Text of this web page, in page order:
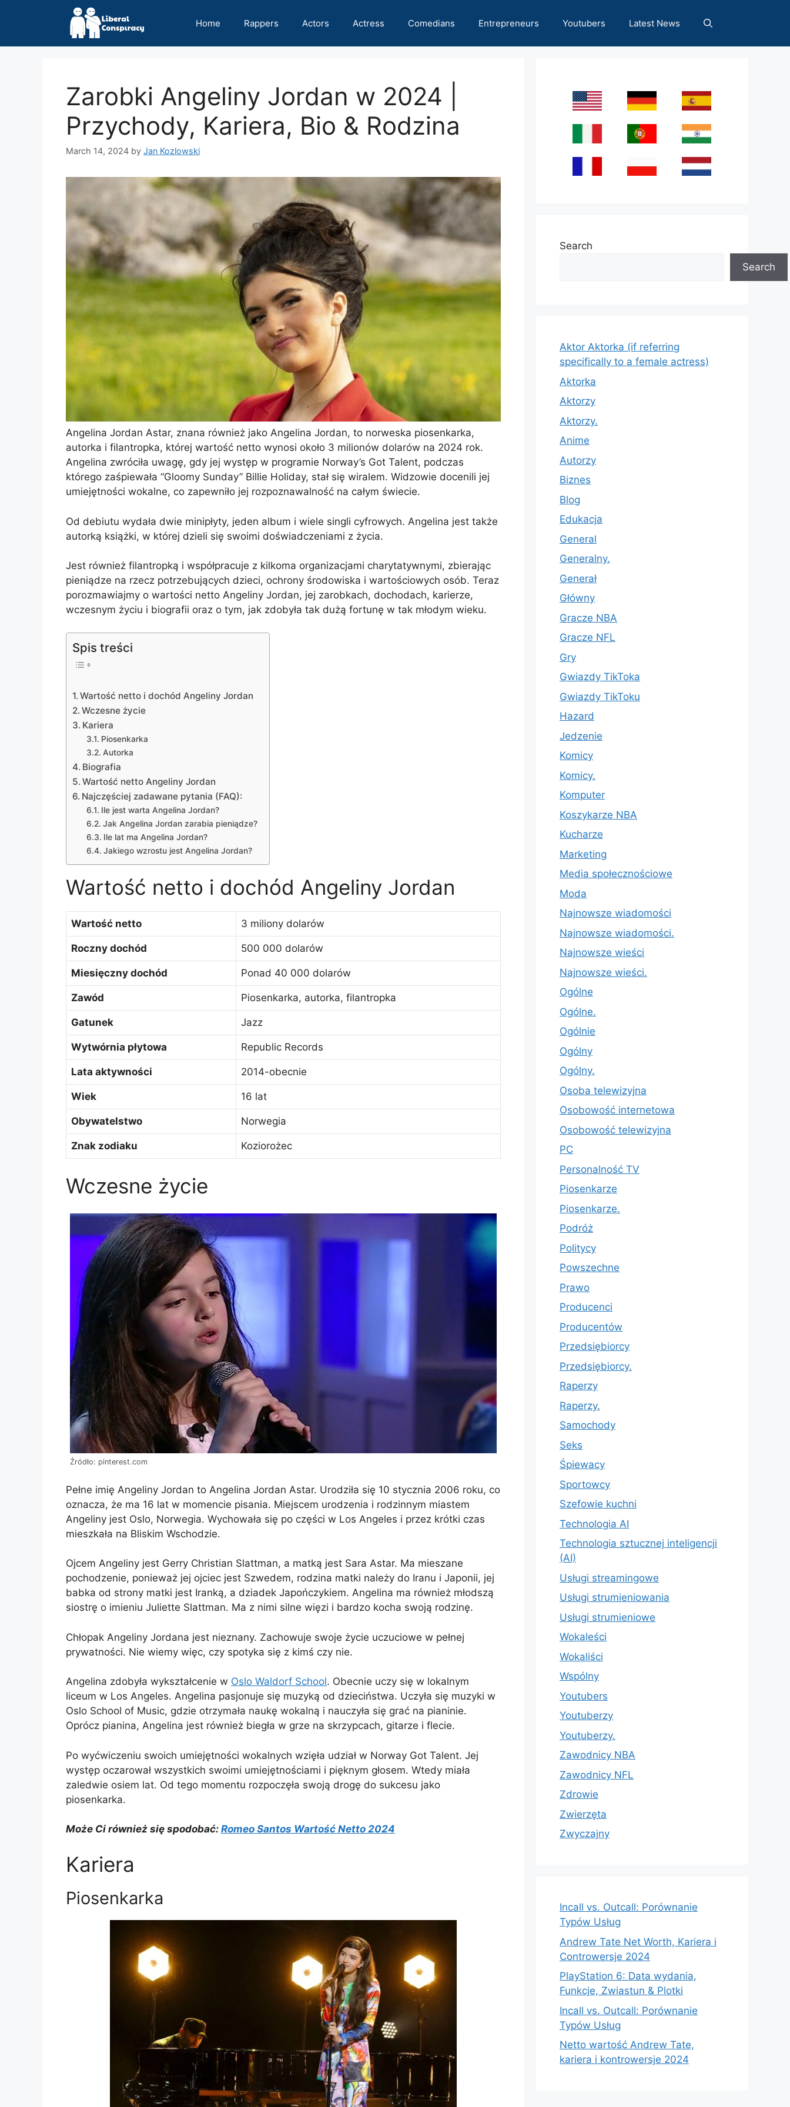
Home Rappers Actors Actress Comedians Entrepreneurs Youtubers Latest News
Zarobki Angeliny Jordan w 2024 |
Przychody, Kariera, Bio & Rodzina
March 14, 2024 by Jan Kozlowski
Angelina Jordan Astar, znana również jako Angelina Jordan, to norweska piosenkarka,
autorka i filantropka, której wartość netto wynosi około 3 milionów dolarów na 2024 rok.
Angelina zwróciła uwagę, gdy jej występ w programie Norway’s Got Talent, podczas
którego zaśpiewała “Gloomy Sunday” Billie Holiday, stał się wiralem. Widzowie docenili jej
umiejętności wokalne, co zapewniło jej rozpoznawalność na całym świecie.
Od debiutu wydała dwie minipłyty, jeden album i wiele singli cyfrowych. Angelina jest także
autorką książki, w której dzieli się swoimi doświadczeniami z życia.
Jest również filantropką i współpracuje z kilkoma organizacjami charytatywnymi, zbierając
pieniądze na rzecz potrzebujących dzieci, ochrony środowiska i wartościowych osób. Teraz
porozmawiajmy o wartości netto Angeliny Jordan, jej zarobkach, dochodach, karierze,
wczesnym życiu i biografii oraz o tym, jak zdobyła tak dużą fortunę w tak młodym wieku.
Spis treści
Wartość netto i dochód Angeliny Jordan
Wczesne życie
Kariera
Piosenkarka
Autorka
Biografia
Wartość netto Angeliny Jordan
Najczęściej zadawane pytania (FAQ):
Ile jest warta Angelina Jordan?
Jak Angelina Jordan zarabia pieniądze?
Ile lat ma Angelina Jordan?
Jakiego wzrostu jest Angelina Jordan?
Wartość netto i dochód Angeliny Jordan
Wartość netto 3 miliony dolarów
Roczny dochód 500 000 dolarów
Miesięczny dochód Ponad 40 000 dolarów
Zawód Piosenkarka, autorka, filantropka
Gatunek Jazz
Wytwórnia płytowa Republic Records
Lata aktywności 2014-obecnie
Wiek 16 lat
Obywatelstwo Norwegia
Znak zodiaku Koziorożec
Wczesne życie
Źródło: pinterest.com
Pełne imię Angeliny Jordan to Angelina Jordan Astar. Urodziła się 10 stycznia 2006 roku, co
oznacza, że ​​ma 16 lat w momencie pisania. Miejscem urodzenia i rodzinnym miastem
Angeliny jest Oslo, Norwegia. Wychowała się po części w Los Angeles i przez krótki czas
mieszkała na Bliskim Wschodzie.
Ojcem Angeliny jest Gerry Christian Slattman, a matką jest Sara Astar. Ma mieszane
pochodzenie, ponieważ jej ojciec jest Szwedem, rodzina matki należy do Iranu i Japonii, jej
babka od strony matki jest Iranką, a dziadek Japończykiem. Angelina ma również młodszą
siostrę o imieniu Juliette Slattman. Ma z nimi silne więzi i bardzo kocha swoją rodzinę.
Chłopak Angeliny Jordana jest nieznany. Zachowuje swoje życie uczuciowe w pełnej
prywatności. Nie wiemy więc, czy spotyka się z kimś czy nie.
Angelina zdobyła wykształcenie w Oslo Waldorf School. Obecnie uczy się w lokalnym
liceum w Los Angeles. Angelina pasjonuje się muzyką od dzieciństwa. Uczyła się muzyki w
Oslo School of Music, gdzie otrzymała naukę wokalną i nauczyła się grać na pianinie.
Oprócz pianina, Angelina jest również biegła w grze na skrzypcach, gitarze i flecie.
Po wyćwiczeniu swoich umiejętności wokalnych wzięła udział w Norway Got Talent. Jej
występ oczarował wszystkich swoimi umiejętnościami i pięknym głosem. Wtedy miała
zaledwie osiem lat. Od tego momentu rozpoczęła swoją drogę do sukcesu jako
piosenkarka.
Może Ci również się spodobać: Romeo Santos Wartość Netto 2024
Kariera
Piosenkarka
Search
Search
Aktor Aktorka (if referring
specifically to a female actress)
Aktorka
Aktorzy
Aktorzy.
Anime
Autorzy
Biznes
Blog
Edukacja
General
Generalny.
Generał
Główny
Gracze NBA
Gracze NFL
Gry
Gwiazdy TikToka
Gwiazdy TikToku
Hazard
Jedzenie
Komicy
Komicy.
Komputer
Koszykarze NBA
Kucharze
Marketing
Media społecznościowe
Moda
Najnowsze wiadomości
Najnowsze wiadomości.
Najnowsze wieści
Najnowsze wieści.
Ogólne
Ogólne.
Ogólnie
Ogólny
Ogólny.
Osoba telewizyjna
Osobowość internetowa
Osobowość telewizyjna
PC
Personalność TV
Piosenkarze
Piosenkarze.
Podróż
Politycy
Powszechne
Prawo
Producenci
Producentów
Przedsiębiorcy
Przedsiębiorcy.
Raperzy
Raperzy.
Samochody
Seks
Śpiewacy
Sportowcy
Szefowie kuchni
Technologia AI
Technologia sztucznej inteligencji
(AI)
Usługi streamingowe
Usługi strumieniowania
Usługi strumieniowe
Wokaleści
Wokaliści
Wspólny
Youtubers
Youtuberzy
Youtuberzy.
Zawodnicy NBA
Zawodnicy NFL
Zdrowie
Zwierzęta
Zwyczajny
Incall vs. Outcall: Porównanie
Typów Usług
Andrew Tate Net Worth, Kariera i
Controwersje 2024
PlayStation 6: Data wydania,
Funkcje, Zwiastun & Plotki
Incall vs. Outcall: Porównanie
Typów Usług
Netto wartość Andrew Tate,
kariera i kontrowersje 2024